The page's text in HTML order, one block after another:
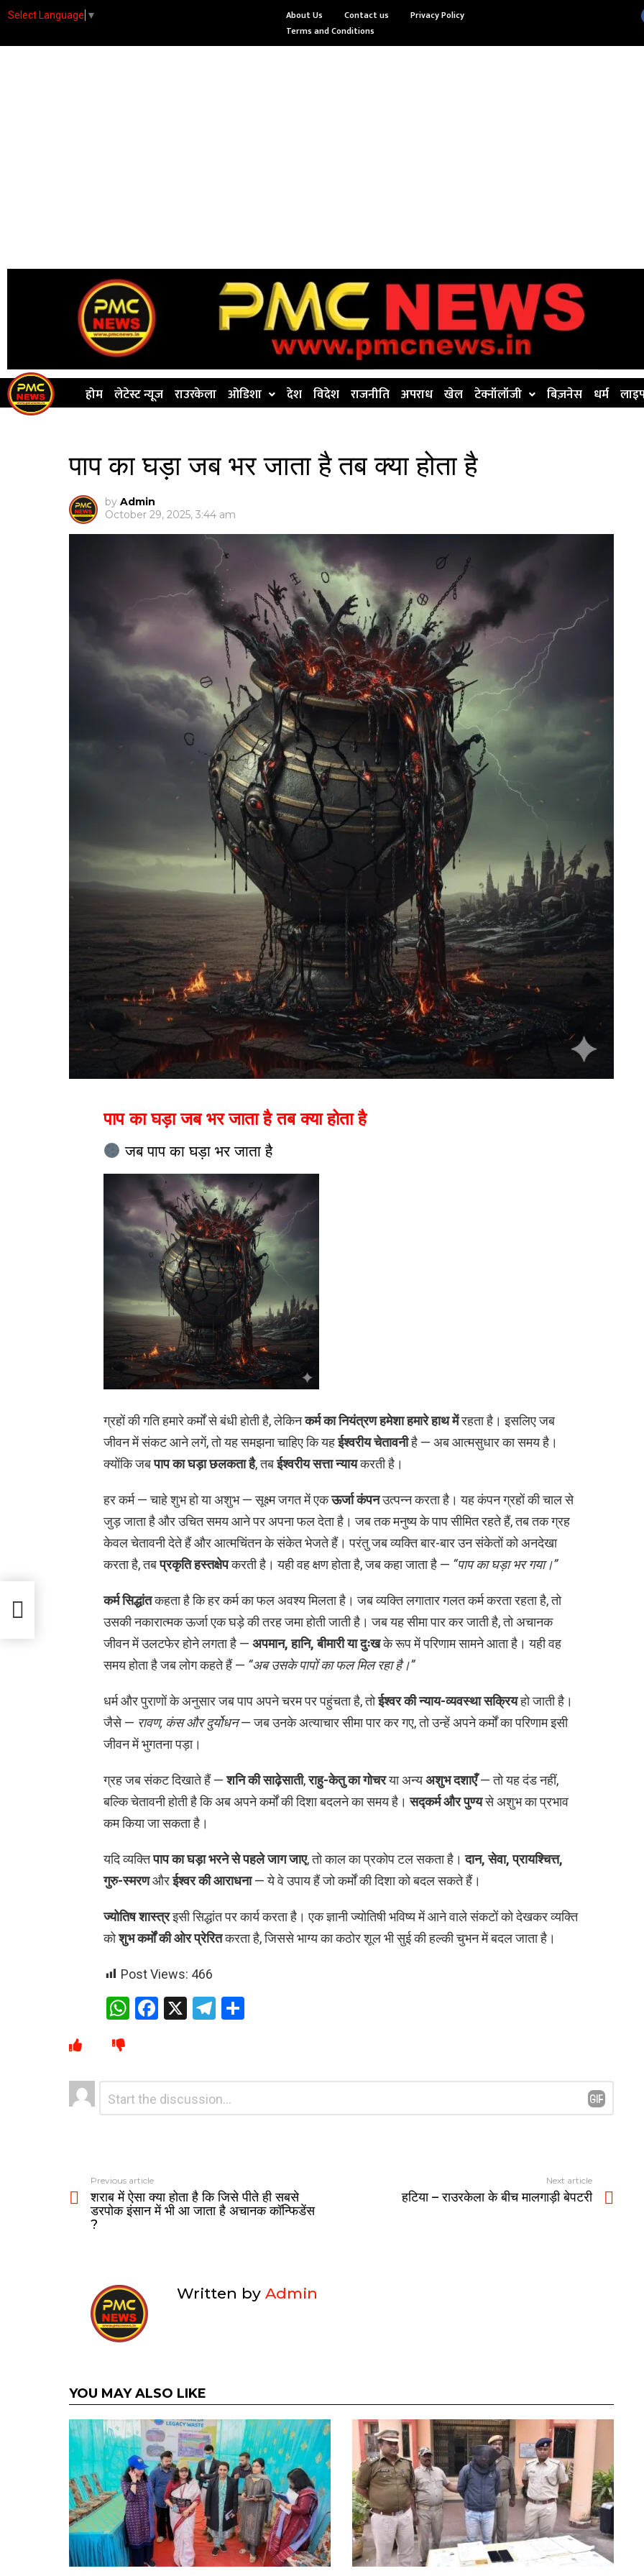
Select Language ▼ About Us Contact us
Privacy Policy
Terms and Conditions
होम लेटेस्ट न्यूज राउरकेला ओडिशा देश विदेश राजनीति अपराध खेल टेक्नॉलॉजी बिज़नेस धर्म
पाप का घड़ा जब भर जाता है तब क्या होता है
by Admin
October 29, 2025, 3:44 am
पाप का घड़ा जब भर जाता है तब क्या होता है
जब पाप का घड़ा भर जाता है
ग्रहों की गति हमारे कर्मों से बंधी होती है, लेकिनकर्म का नियंत्रण हमेशा हमारे हाथ मेंरहता है। इसलिए जब
जीवन में संकट आने लगें, तो यह समझना चाहिए कि यहईश्वरीय चेतावनीहै — अब आत्मसुधार का समय है।
क्योंकि जबपाप का घड़ा छलकता है, तबईश्वरीय सत्ता न्यायकरती है।
हर कर्म — चाहे शुभ हो या अशुभ — सूक्ष्म जगत में एकऊर्जा कंपनउत्पन्न करता है। यह कंपन ग्रहों की चाल से
जुड़ जाता है और उचित समय आने पर अपना फल देता है। जब तक मनुष्य के पाप सीमित रहते हैं, तब तक ग्रह
केवल चेतावनी देते हैं और आत्मचिंतन के संकेत भेजते हैं। परंतु जब व्यक्ति बार-बार उन संकेतों को अनदेखा
करता है, तबप्रकृति हस्तक्षेपकरती है। यही वह क्षण होता है, जब कहा जाता है — “पाप का घड़ा भर गया।”
कर्म सिद्धांतकहता है कि हर कर्म का फल अवश्य मिलता है। जब व्यक्ति लगातार गलत कर्म करता रहता है, तो
उसकी नकारात्मक ऊर्जा एक घड़े की तरह जमा होती जाती है। जब यह सीमा पार कर जाती है, तो अचानक
जीवन में उलटफेर होने लगता है — अपमान, हानि, बीमारी या दुःखके रूप में परिणाम सामने आता है। यही वह
समय होता है जब लोग कहते हैं — “अब उसके पापों का फल मिल रहा है।”
धर्म और पुराणों के अनुसार जब पाप अपने चरम पर पहुंचता है, तोईश्वर की न्याय-व्यवस्था सक्रियहो जाती है।
जैसे — रावण, कंस और दुर्योधन— जब उनके अत्याचार सीमा पार कर गए, तो उन्हें अपने कर्मों का परिणाम इसी
जीवन में भुगतना पड़ा।
ग्रह जब संकट दिखाते हैं —शनि की साढ़ेसाती,राहु-केतु का गोचरया अन्यअशुभ दशाएँ— तो यह दंड नहीं,
बल्कि चेतावनी होती है कि अब अपने कर्मों की दिशा बदलने का समय है।सद्कर्म और पुण्यसे अशुभ का प्रभाव
कम किया जा सकता है।
यदि व्यक्तिपाप का घड़ा भरने से पहले जाग जाए, तो काल का प्रकोप टल सकता है।दान, सेवा, प्रायश्चित्त,
गुरु-स्मरणऔरईश्वर की आराधना— ये वे उपाय हैं जो कर्मों की दिशा को बदल सकते हैं।
ज्योतिष शास्त्रइसी सिद्धांत पर कार्य करता है। एक ज्ञानी ज्योतिषी भविष्य में आने वाले संकटों को देखकर व्यक्ति
कोशुभ कर्मों की ओर प्रेरितकरता है, जिससे भाग्य का कठोर शूल भी सुई की हल्की चुभन में बदल जाता है।
Post Views: 466
W
s
A
p
F
b
o
o
X
T
gr
a
m
e
Leave
a
Previous article
शराब में ऐसा क्या होता है कि जिसे पीते ही सबसे
डरपोक इंसान में भी आ जाता है अचानक कॉन्फिडेंस
?
Next article
हटिया – राउरकेला के बीच मालगाड़ी बेपटरी
Written by Admin
YOU MAY ALSO LIKE